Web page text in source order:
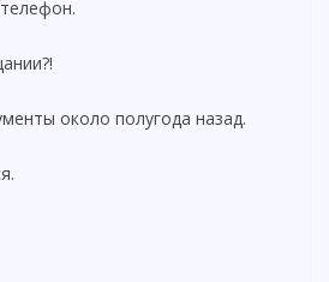
около полугода назад.